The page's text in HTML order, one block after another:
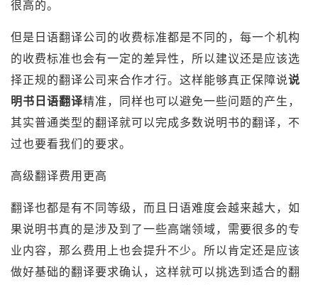
很高的。
但是日语翻译公司的收费标准都是不同的，每一个机构
的收费标准也会有一定的差异性，所以建议还是应该选
择正规的翻译公司来合作才行。这样能够真正保障说说
明书日语翻译精准，同样也可以避免一些问题的产生，
其实普通类型的翻译就可以完成多数说明书的翻译，不
过也要看我们的要求。
高级翻译费用更高
翻译也都是有不同等级，而且日语难度会越来越大，如
果说明书真的是涉及到了一些高端领域，需要很多的专
业内容，那么费用上也会提升不少。所以肯定还是应该
做好基础的翻译要求确认，这样就可以挑选到适合的翻